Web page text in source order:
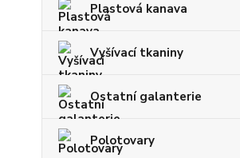
Plastová kanava
Vyšívací tkaniny
Ostatní galanterie
Polotovary